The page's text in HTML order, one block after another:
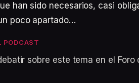
han sido necesarios, casi
poco apartado…
PODCAST
sobre este tema en el Foro